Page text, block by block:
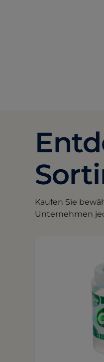
Kaufen Sie
Unternehmen